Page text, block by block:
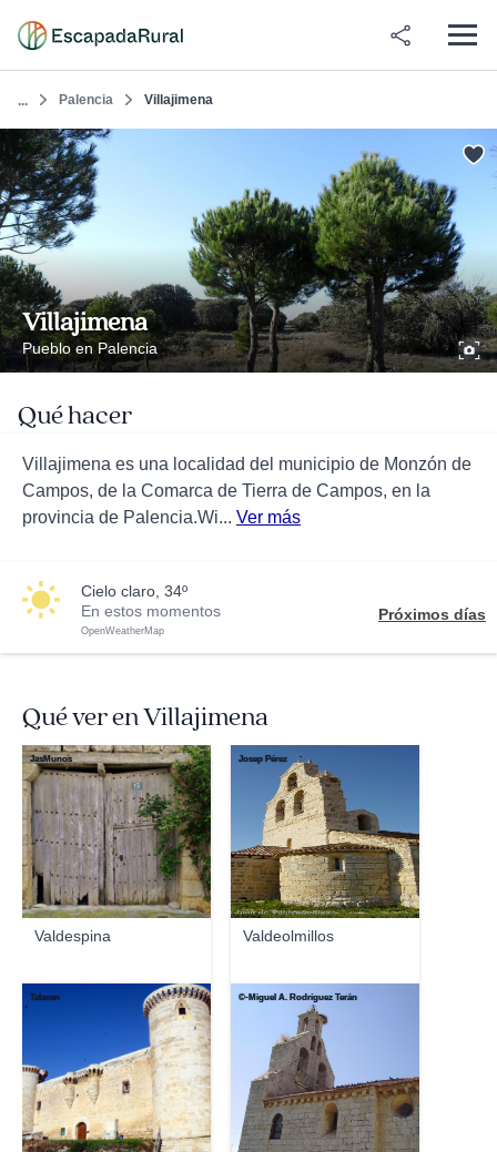
... Palencia Villajimena
Villajimena
Pueblo en Palencia
Qué hacer
Villajimena es una localidad del municipio de Monzón de
Campos, de la Comarca de Tierra de Campos, en la
provincia de Palencia.Wi... Ver más
cielo claro, 34º
En estos momentos
OpenWeatherMap
Próximos días
Qué ver en Villajimena
Valdespina
JasMunos
Valdeolmillos
Josep Pérez
Talavan ©-Miguel A. Rodríguez Terán